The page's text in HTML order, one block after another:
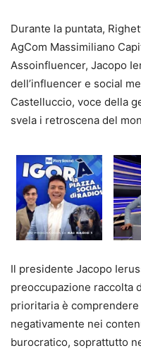
Durante la puntata,
AgCom Massimiliano
Assoinfluencer, Jacopo
dell’influencer e social
Castelluccio, voce della
svela i retroscena del
Il presidente Jacopo
preoccupazione raccolta
prioritaria è
negativamente nei
burocratico, soprattutto